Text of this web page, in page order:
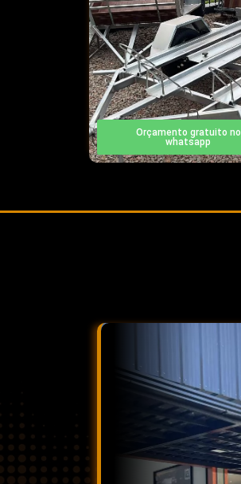
Orçamento gratuito no
whatsapp